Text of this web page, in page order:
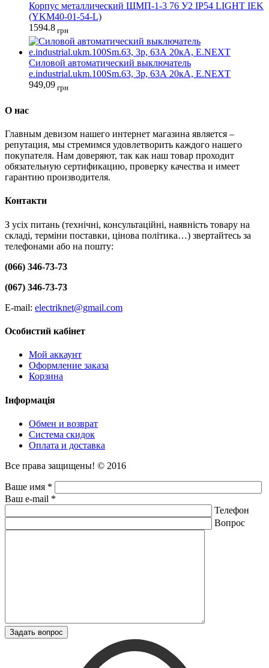
Корпус металлический ЩМП-1-3 76 У2 IP54 LIGHT IEK
(YKM40-01-54-L)
1594.8 грн
Силовой автоматический выключатель
e.industrial.ukm.100Sm.63, 3р, 63А 20кА, E.NEXT
949,09 грн
О нас
Главным девизом нашего интернет магазина является –
репутация, мы стремимся удовлетворить каждого нашего
покупателя. Нам доверяют, так как наш товар проходит
обязательную сертификацию, проверку качества и имеет
гарантию производителя.
Контакти
З усіх питань (технічні, консультаційні, наявність товару на
складі, терміни поставки, цінова політика…) звертайтесь за
телефонами або на пошту:
(066) 346-73-73
(067) 346-73-73
E-mail: electriknet@gmail.com
Особистий кабінет
Мой аккаунт
Оформление заказа
Корзина
Інформація
Обмен и возврат
Система скидок
Оплата и доставка
Все права защищены! © 2016
Ваше имя *
Ваш e-mail *
Телефон
Вопрос